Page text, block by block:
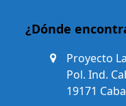
¿Dónde
Proyecto
Pol. Ind.
19171